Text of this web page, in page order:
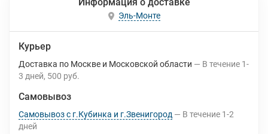
Эль-Монте
Курьер
Доставка по Москве и Московской области В течение 1-
3 дней 500 руб.
Самовывоз
Самовывоз с г.Кубинка и г.Звенигород В течение 1-2
дней